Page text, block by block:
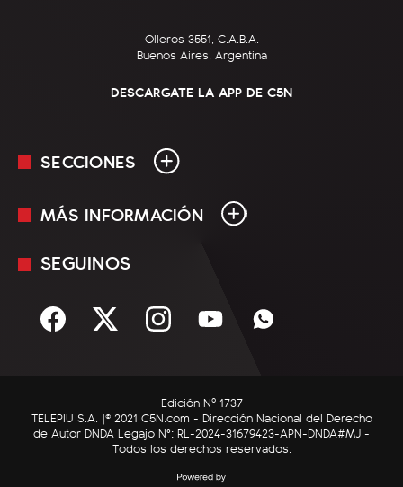
Olleros 3551, C.A.B.A.
Buenos Aires, Argentina
DESCARGATE LA APP DE C5N
SECCIONES
En Vivo
Sociedad
C5N Autos
RatingCero
MÁS INFORMACIÓN
Mediakit
Términos y condiciones
SEGUINOS
Edición Nº 1737
TELEPIU S.A. |© 2021 C5N.com - Dirección Nacional del Derecho
de Autor DNDA Legajo N°: RL-2024-31679423-APN-DNDA#MJ -
Todos los derechos reservados.